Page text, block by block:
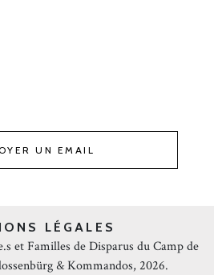
UN EMAIL
LÉGALES
et Familles de Disparus du Camp de
& Kommandos, 2026.